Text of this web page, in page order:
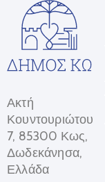
Ακτή
Κουντουριώτου
7, 85300 Κως,
Δωδεκάνησα,
Ελλάδα